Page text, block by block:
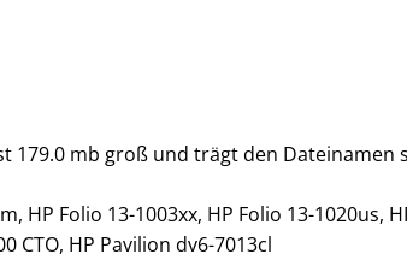
179.0 mb groß und trägt den
HP Folio 13-1003xx, HP Folio 13-1020us,
CTO, HP Pavilion dv6-7013cl